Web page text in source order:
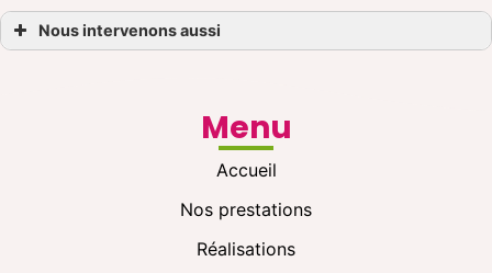
Nous intervenons aussi
Menu
Accueil
Nos prestations
Réalisations